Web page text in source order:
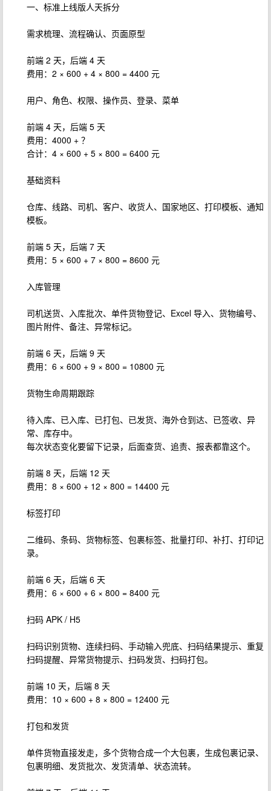
一、标准上线版人天拆分
需求梳理、流程确认、页面原型
前端 2 天，后端 4 天
费用：2 × 600 + 4 × 800 = 4400 元
用户、角色、权限、操作员、登录、菜单
前端 4 天，后端 5 天
费用：4000 + ？
合计：4 × 600 + 5 × 800 = 6400 元
基础资料
仓库、线路、司机、客户、收货人、国家地区、打印模板、通知
模板。
前端 5 天，后端 7 天
费用：5 × 600 + 7 × 800 = 8600 元
入库管理
司机送货、入库批次、单件货物登记、Excel 导入、货物编号、
图片附件、备注、异常标记。
前端 6 天，后端 9 天
费用：6 × 600 + 9 × 800 = 10800 元
货物生命周期跟踪
待入库、已入库、已打包、已发货、海外仓到达、已签收、异
常、库存中。
每次状态变化要留下记录，后面查货、追责、报表都靠这个。
前端 8 天，后端 12 天
费用：8 × 600 + 12 × 800 = 14400 元
标签打印
二维码、条码、货物标签、包裹标签、批量打印、补打、打印记
录。
前端 6 天，后端 6 天
费用：6 × 600 + 6 × 800 = 8400 元
扫码 APK / H5
扫码识别货物、连续扫码、手动输入兜底、扫码结果提示、重复
扫码提醒、异常货物提示、扫码发货、扫码打包。
前端 10 天，后端 8 天
费用：10 × 600 + 8 × 800 = 12400 元
打包和发货
单件货物直接发走，多个货物合成一个大包裹，生成包裹记录、
包裹明细、发货批次、发货清单、状态流转。